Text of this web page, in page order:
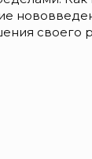
своего